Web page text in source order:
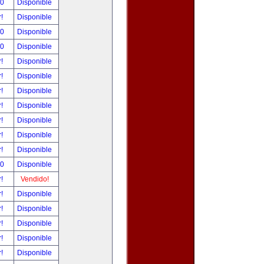
Disponible
Disponible
Disponible
Disponible
Disponible
Disponible
Disponible
Disponible
Disponible
Disponible
Disponible
Disponible
Vendido!
Disponible
Disponible
Disponible
Disponible
Disponible